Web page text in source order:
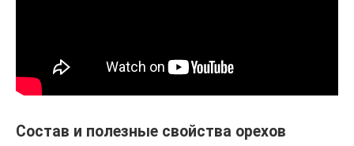
Состав и полезные свойства орехов